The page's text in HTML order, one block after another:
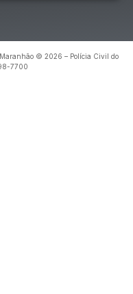
Maranhão © 2026 – Polícia Civil do
7700